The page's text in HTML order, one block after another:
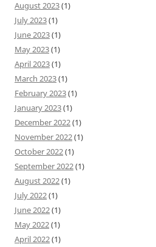
August 2023(1)
July 2023(1)
June 2023(1)
May 2023(1)
April 2023(1)
March 2023(1)
February 2023(1)
January 2023(1)
December 2022(1)
November 2022(1)
October 2022(1)
September 2022(1)
August 2022(1)
July 2022(1)
June 2022(1)
May 2022(1)
April 2022(1)